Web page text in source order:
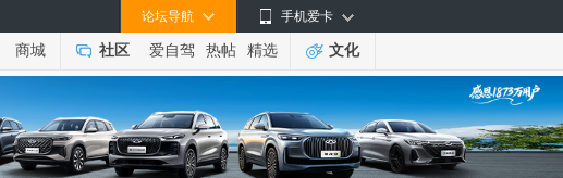
手机爱卡
论坛导航
商城 社区 爱自驾 热帖 精选 文化